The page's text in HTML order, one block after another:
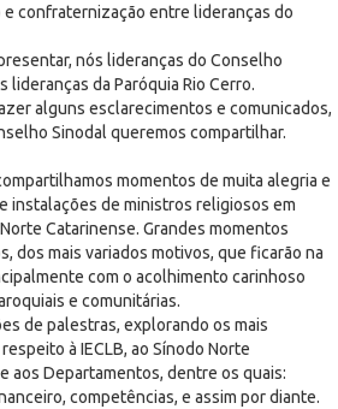
confraternização entre lideranças do
nós lideranças do Conselho
lideranças da Paróquia Rio Cerro.
alguns esclarecimentos e comunicados,
Sinodal queremos compartilhar.
momentos de muita alegria e
instalações de ministros religiosos em
Catarinense. Grandes momentos
dos mais variados motivos, que ficarão na
com o acolhimento carinhoso
e comunitárias.
de palestras, explorando os mais
à IECLB, ao Sínodo Norte
aos Departamentos, dentre os quais:
competências, e assim por diante.